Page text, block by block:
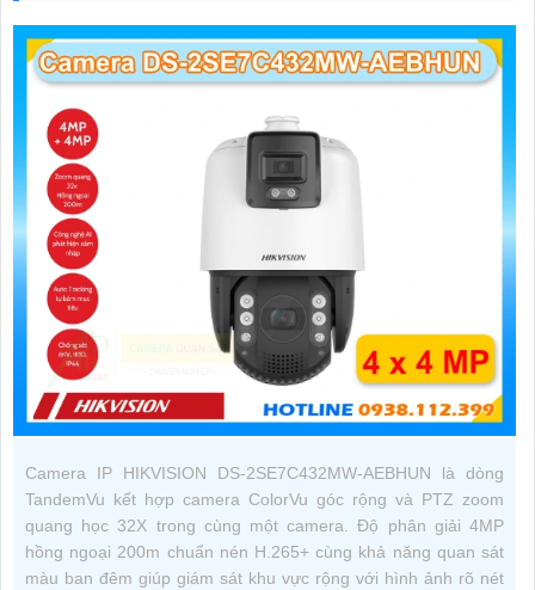
Camera IP HIKVISION DS-2SE7C432MW-AEBHUN là dòng
TandemVu kết hợp camera ColorVu góc rộng và PTZ zoom
quang học 32X trong cùng một camera. Độ phân giải 4MP
hồng ngoại 200m chuẩn nén H.265+ cùng khả năng quan sát
màu ban đêm giúp giám sát khu vực rộng với hình ảnh rõ nét